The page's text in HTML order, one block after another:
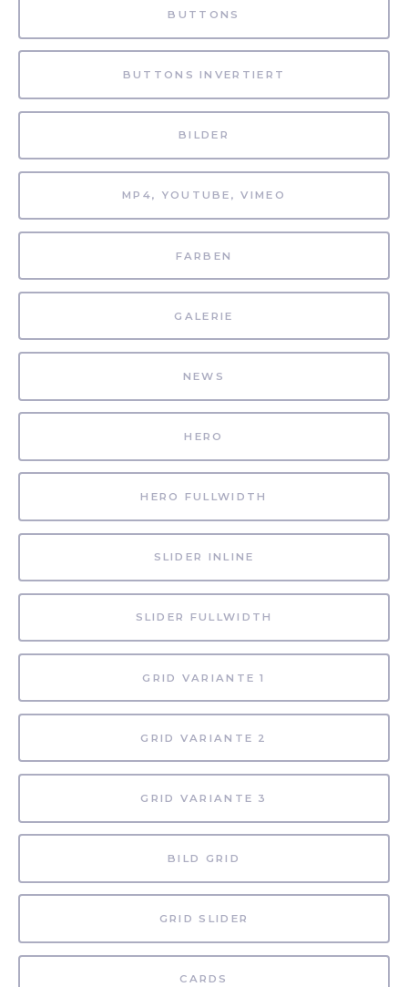
BUTTONS
BUTTONS INVERTIERT
BILDER
MP4, YOUTUBE, VIMEO
FARBEN
GALERIE
NEWS
HERO
HERO FULLWIDTH
SLIDER INLINE
SLIDER FULLWIDTH
GRID VARIANTE 1
GRID VARIANTE 2
GRID VARIANTE 3
BILD GRID
GRID SLIDER
CARDS